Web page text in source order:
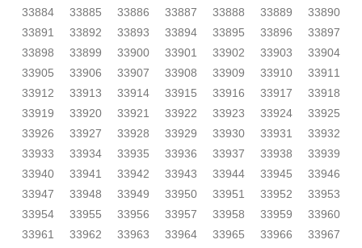
33884
33885 33886 33887 33888 33889
33890
33891
33892 33893 33894 33895 33896
33897
33898
33899 33900 33901 33902 33903
33904
33905
33906 33907 33908 33909 33910
33911
33912
33913 33914 33915 33916 33917
33918
33919
33920 33921 33922 33923 33924
33925
33926
33927 33928 33929 33930 33931
33932
33933
33934 33935 33936 33937 33938
33939
33940
33941 33942 33943 33944 33945
33946
33947
33948 33949 33950 33951 33952
33953
33954
33955 33956 33957 33958 33959
33960
33961
33962 33963 33964 33965 33966
33967